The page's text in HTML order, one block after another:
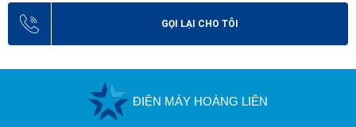
GỌI LẠI CHO TÔI
ĐIỆN MÁY HOÀNG LIÊN